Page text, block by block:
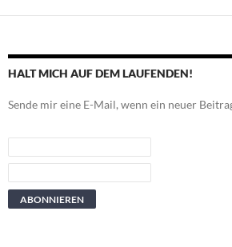
HALT MICH AUF DEM LAUFENDEN!
Sende mir eine E-Mail, wenn ein neuer